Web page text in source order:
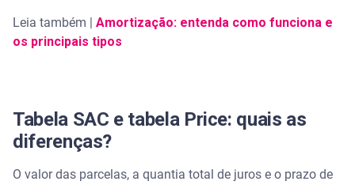
Leia também | Amortização: entenda como funciona e
os principais tipos
Tabela SAC e tabela Price: quais as
diferenças?
O valor das parcelas, a quantia total de juros e o prazo de